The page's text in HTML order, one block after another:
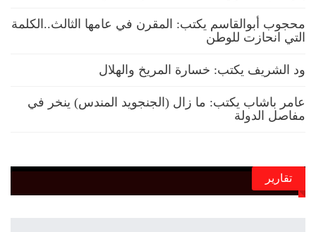
محجوب أبوالقاسم يكتب: المقرن في عامها الثالث..الكلمة
التي انحازت للوطن
ود الشريف يكتب: خسارة المريخ والهلال
عامر باشاب يكتب: ما زال (الجنجويد المندس) ينخر في
مفاصل الدولة
تقارير